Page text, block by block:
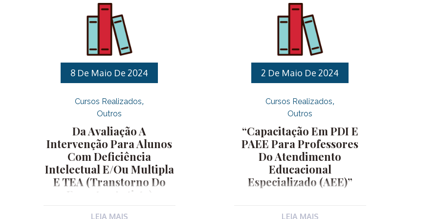
Encanador, Jardineiro, Pedreiro, Pintor
e Zelador. INSCRIÇÕES: De
27/05/2025 a 17/06/2025 através do
site da EGDS:
http://egds.varzeapaulista.sp.gov.br/.Requisitos
de inscrição, que devem ser
comprovados no primeiro dia do
clique aqui. Para acessar o edital
completo clique aqui.
Linha de Desenvolvimento:
Profissional: Profissional II.
Objetivos: III. Público Alvo:
Servidores Públicos Municipais IV.
Vagas: 30 vagas. V. Carga horária: 30
horas . VI. Datas: 17, 24 e 31 de março,
07, 14 e 28 de abril, 05, 12, 19 e 26 de
8 De Maio De 2024
Cursos Realizados
Outros
Da Avaliação A
Intervenção Para Alunos
Com Deficiência
Intelectual E/ou Multipla
E TEA (Transtorno Do
Espectro Autista)
LEIA MAIS
2 De Maio De 2024
Cursos Realizados
Outros
“Capacitação Em PDI E
PAEE Para Professores
Do Atendimento
Educacional
Especializado (AEE)”
LEIA MAIS